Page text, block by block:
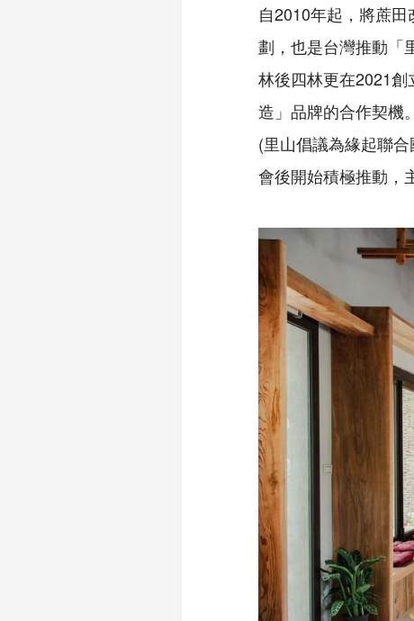
自2010年起，將蔗
劃，也是台灣推動「
林後四林更在2021
造」品牌的合作契機。
(里山倡議為緣起聯
會後開始積極推動，